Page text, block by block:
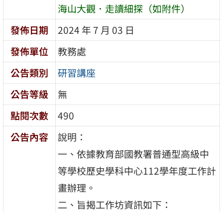
海山大觀．走讀細探（如附件）
發佈日期
2024 年 7 月 03 日
發佈單位
教務處
公告類別
研習講座
公告等級
無
點閱次數
490
公告內容
說明：
一、依據教育部國教署普通型高級中
等學校歷史學科中心112學年度工作計
畫辦理。
二、旨揭工作坊資訊如下：